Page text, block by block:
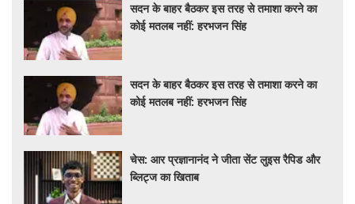
सदन के बाहर बैठकर इस तरह से तमाशा करने का
कोई मतलब नहीं: हरभजन सिंह
सदन के बाहर बैठकर इस तरह से तमाशा करने का
कोई मतलब नहीं: हरभजन सिंह
चेस: आर प्रज्ञानानंद ने जीता सेंट लुइस रैपिड और
ब्लिट्ज का खिताब